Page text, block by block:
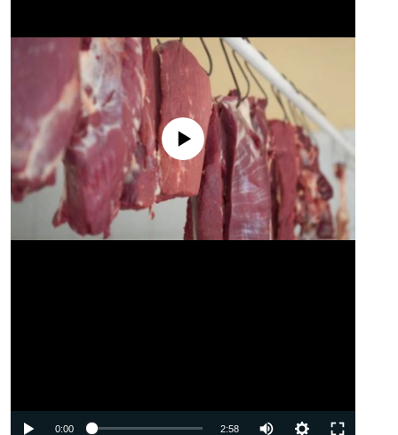
No media source currently available
0:00 2:58